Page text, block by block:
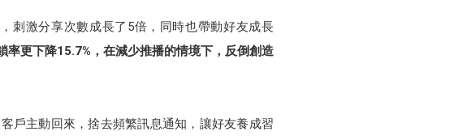
刺激分享次數成長了5倍，同時也帶動好友成長
更下降15.7%，在減少推播的情境下，反倒創造
戶主動回來，捨去頻繁訊息通知，讓好友養成習